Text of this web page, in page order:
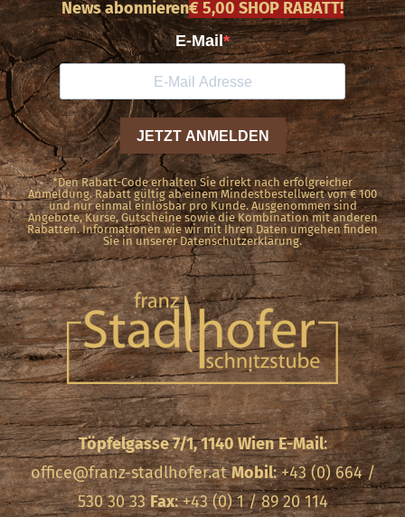
News abonnieren€ 5,00 SHOP RABATT!
*Den Rabatt-Code erhalten Sie direkt nach erfolgreicher
Anmeldung. Rabatt gültig ab einem Mindestbestellwert von € 100
und nur einmal einlösbar pro Kunde. Ausgenommen sind
Angebote, Kurse, Gutscheine sowie die Kombination mit anderen
Rabatten. Informationen wie wir mit Ihren Daten umgehen finden
Sie in unserer Datenschutzerklärung.
Töpfelgasse 7/1, 1140 Wien E-Mail:
office@franz-stadlhofer.at Mobil: +43 (0) 664 /
530 30 33Fax: +43 (0) 1 / 89 20 114